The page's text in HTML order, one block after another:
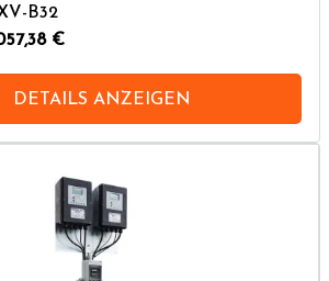
B32
€
DETAILS ANZEIGEN